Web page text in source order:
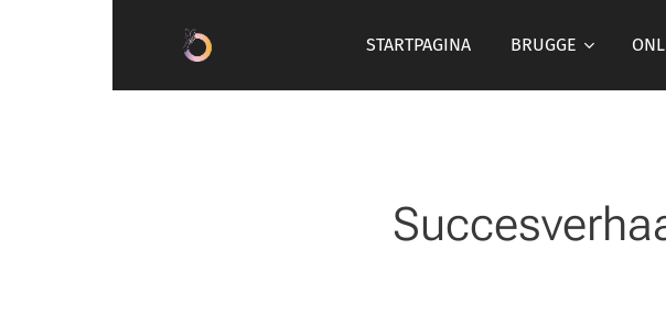
STARTPAGINA BRUGGE